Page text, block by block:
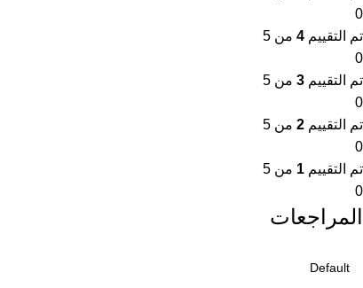
0
تم التقييم 4 من 5
0
تم التقييم 3 من 5
0
تم التقييم 2 من 5
0
تم التقييم 1 من 5
0
المراجعات